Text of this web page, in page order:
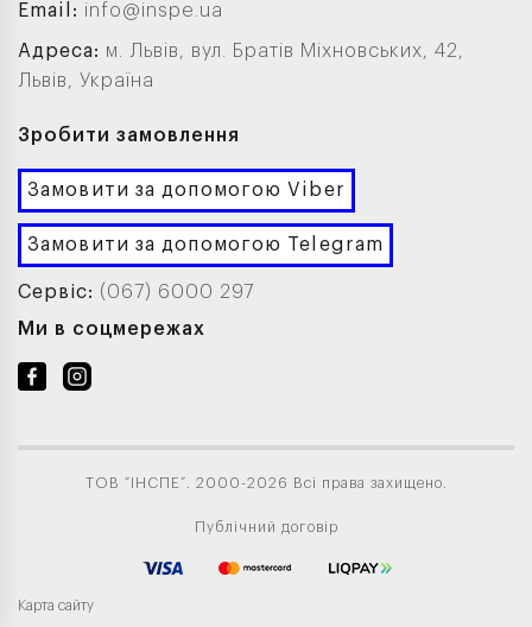
Email: info@inspe.ua
Адреса: м. Львів, вул. Братів Міхновських, 42,
Львів, Україна
Зробити замовлення
Замовити за допомогою Viber
Замовити за допомогою Telegram
Сервіс: (067) 6000 297
Ми в соцмережах
ТОВ “ІНСПЕ”. 2000-2026 Всі права захищено.
Публічний договір
Карта сайту